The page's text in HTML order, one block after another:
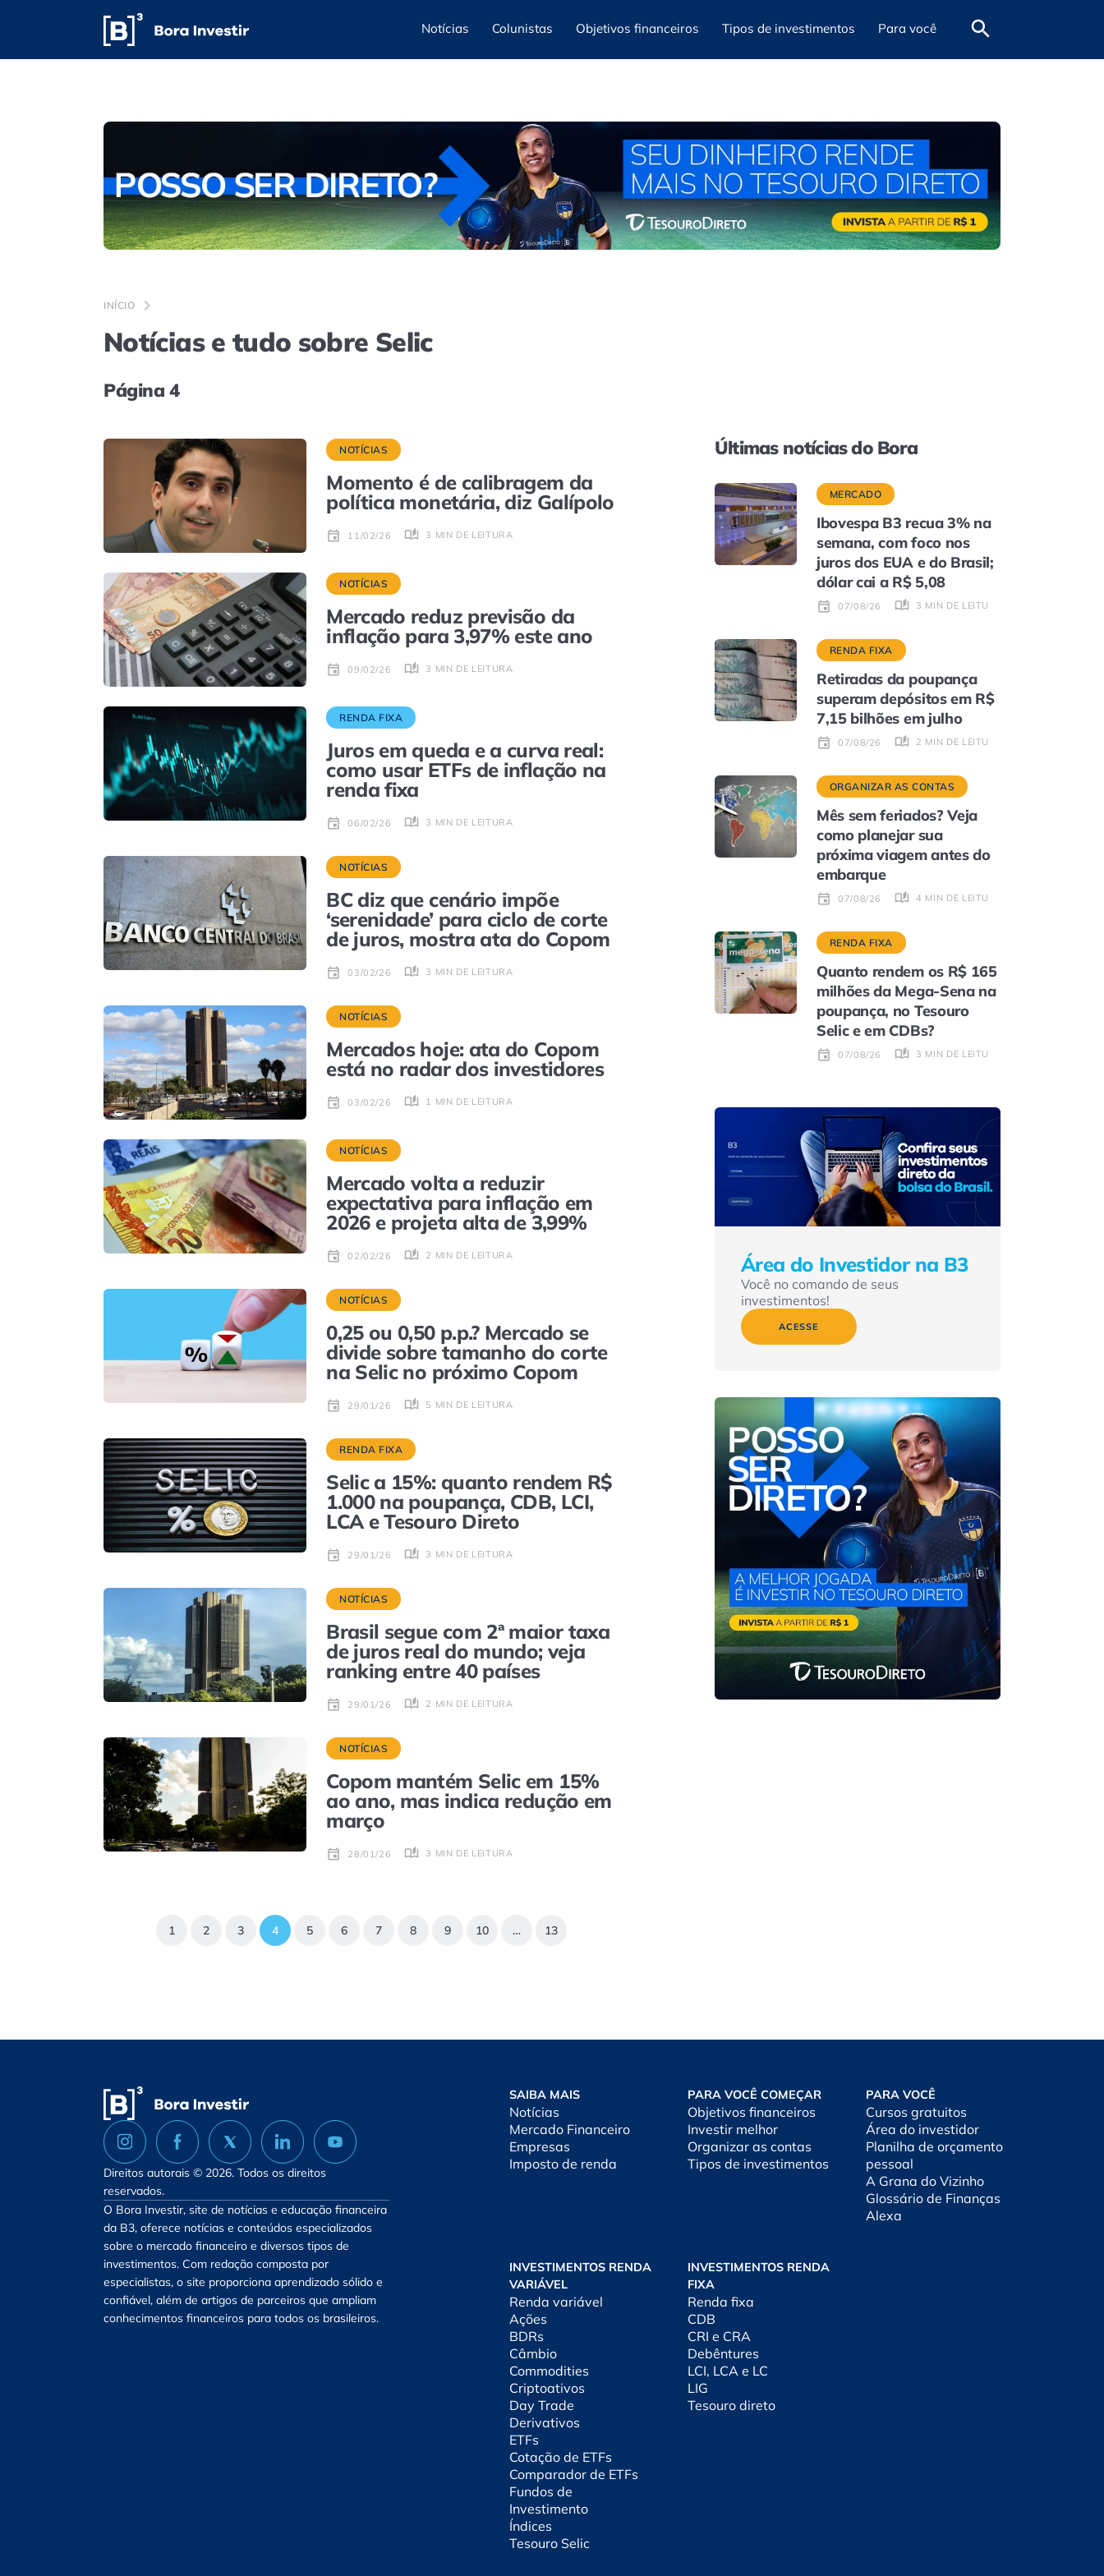
Notícias Colunistas Objetivos financeiros Tipos de investimentos Para você
INÍCIO
Notícias e tudo sobre Selic
Página 4
NOTÍCIAS
Momento é de calibragem da
política monetária, diz Galípolo
11/02/26 3 MIN DE LEITURA
NOTÍCIAS
Mercado reduz previsão da
inflação para 3,97% este ano
09/02/26 3 MIN DE LEITURA
RENDA FIXA
Juros em queda e a curva real:
como usar ETFs de inflação na
renda fixa
06/02/26 3 MIN DE LEITURA
NOTÍCIAS
BC diz que cenário impõe
‘serenidade’ para ciclo de corte
de juros, mostra ata do Copom
03/02/26 3 MIN DE LEITURA
NOTÍCIAS
Mercados hoje: ata do Copom
está no radar dos investidores
03/02/26 1 MIN DE LEITURA
NOTÍCIAS
Mercado volta a reduzir
expectativa para inflação em
2026 e projeta alta de 3,99%
02/02/26 2 MIN DE LEITURA
NOTÍCIAS
0,25 ou 0,50 p.p.? Mercado se
divide sobre tamanho do corte
na Selic no próximo Copom
29/01/26 5 MIN DE LEITURA
RENDA FIXA
Selic a 15%: quanto rendem R$
1.000 na poupança, CDB, LCI,
LCA e Tesouro Direto
29/01/26 3 MIN DE LEITURA
NOTÍCIAS
Brasil segue com 2ª maior taxa
de juros real do mundo; veja
ranking entre 40 países
29/01/26 2 MIN DE LEITURA
NOTÍCIAS
Copom mantém Selic em 15%
ao ano, mas indica redução em
março
28/01/26 3 MIN DE LEITURA
1 2 3 4 5 6 7 8 9 10 … 13
Últimas notícias do Bora
MERCADO
Ibovespa B3 recua 3% na
semana, com foco nos
juros dos EUA e do Brasil;
dólar cai a R$ 5,08
07/08/26 3 MIN DE LEITURA
RENDA FIXA
Retiradas da poupança
superam depósitos em R$
7,15 bilhões em julho
07/08/26 2 MIN DE LEITURA
ORGANIZAR AS CONTAS
Mês sem feriados? Veja
como planejar sua
próxima viagem antes do
embarque
07/08/26 4 MIN DE LEITURA
RENDA FIXA
Quanto rendem os R$ 165
milhões da Mega-Sena na
poupança, no Tesouro
Selic e em CDBs?
07/08/26 3 MIN DE LEITURA
Área do Investidor na B3
Você no comando de seus
investimentos!
ACESSE
Direitos autorais © 2026. Todos os direitos
reservados.
O Bora Investir, site de notícias e educação financeira
da B3, oferece notícias e conteúdos especializados
sobre o mercado financeiro e diversos tipos de
investimentos. Com redação composta por
especialistas, o site proporciona aprendizado sólido e
confiável, além de artigos de parceiros que ampliam
conhecimentos financeiros para todos os brasileiros.
SAIBA MAIS
Notícias
Mercado Financeiro
Empresas
Imposto de renda
PARA VOCÊ COMEÇAR
Objetivos financeiros
Investir melhor
Organizar as contas
Tipos de investimentos
PARA VOCÊ
Cursos gratuitos
Área do investidor
Planilha de orçamento
pessoal
A Grana do Vizinho
Glossário de Finanças
Alexa
INVESTIMENTOS RENDA
VARIÁVEL
Renda variável
Ações
BDRs
Câmbio
Commodities
Criptoativos
Day Trade
Derivativos
ETFs
Cotação de ETFs
Comparador de ETFs
Fundos de
Investimento
Índices
Tesouro Selic
INVESTIMENTOS RENDA
FIXA
Renda fixa
CDB
CRI e CRA
Debêntures
LCI, LCA e LC
LIG
Tesouro direto